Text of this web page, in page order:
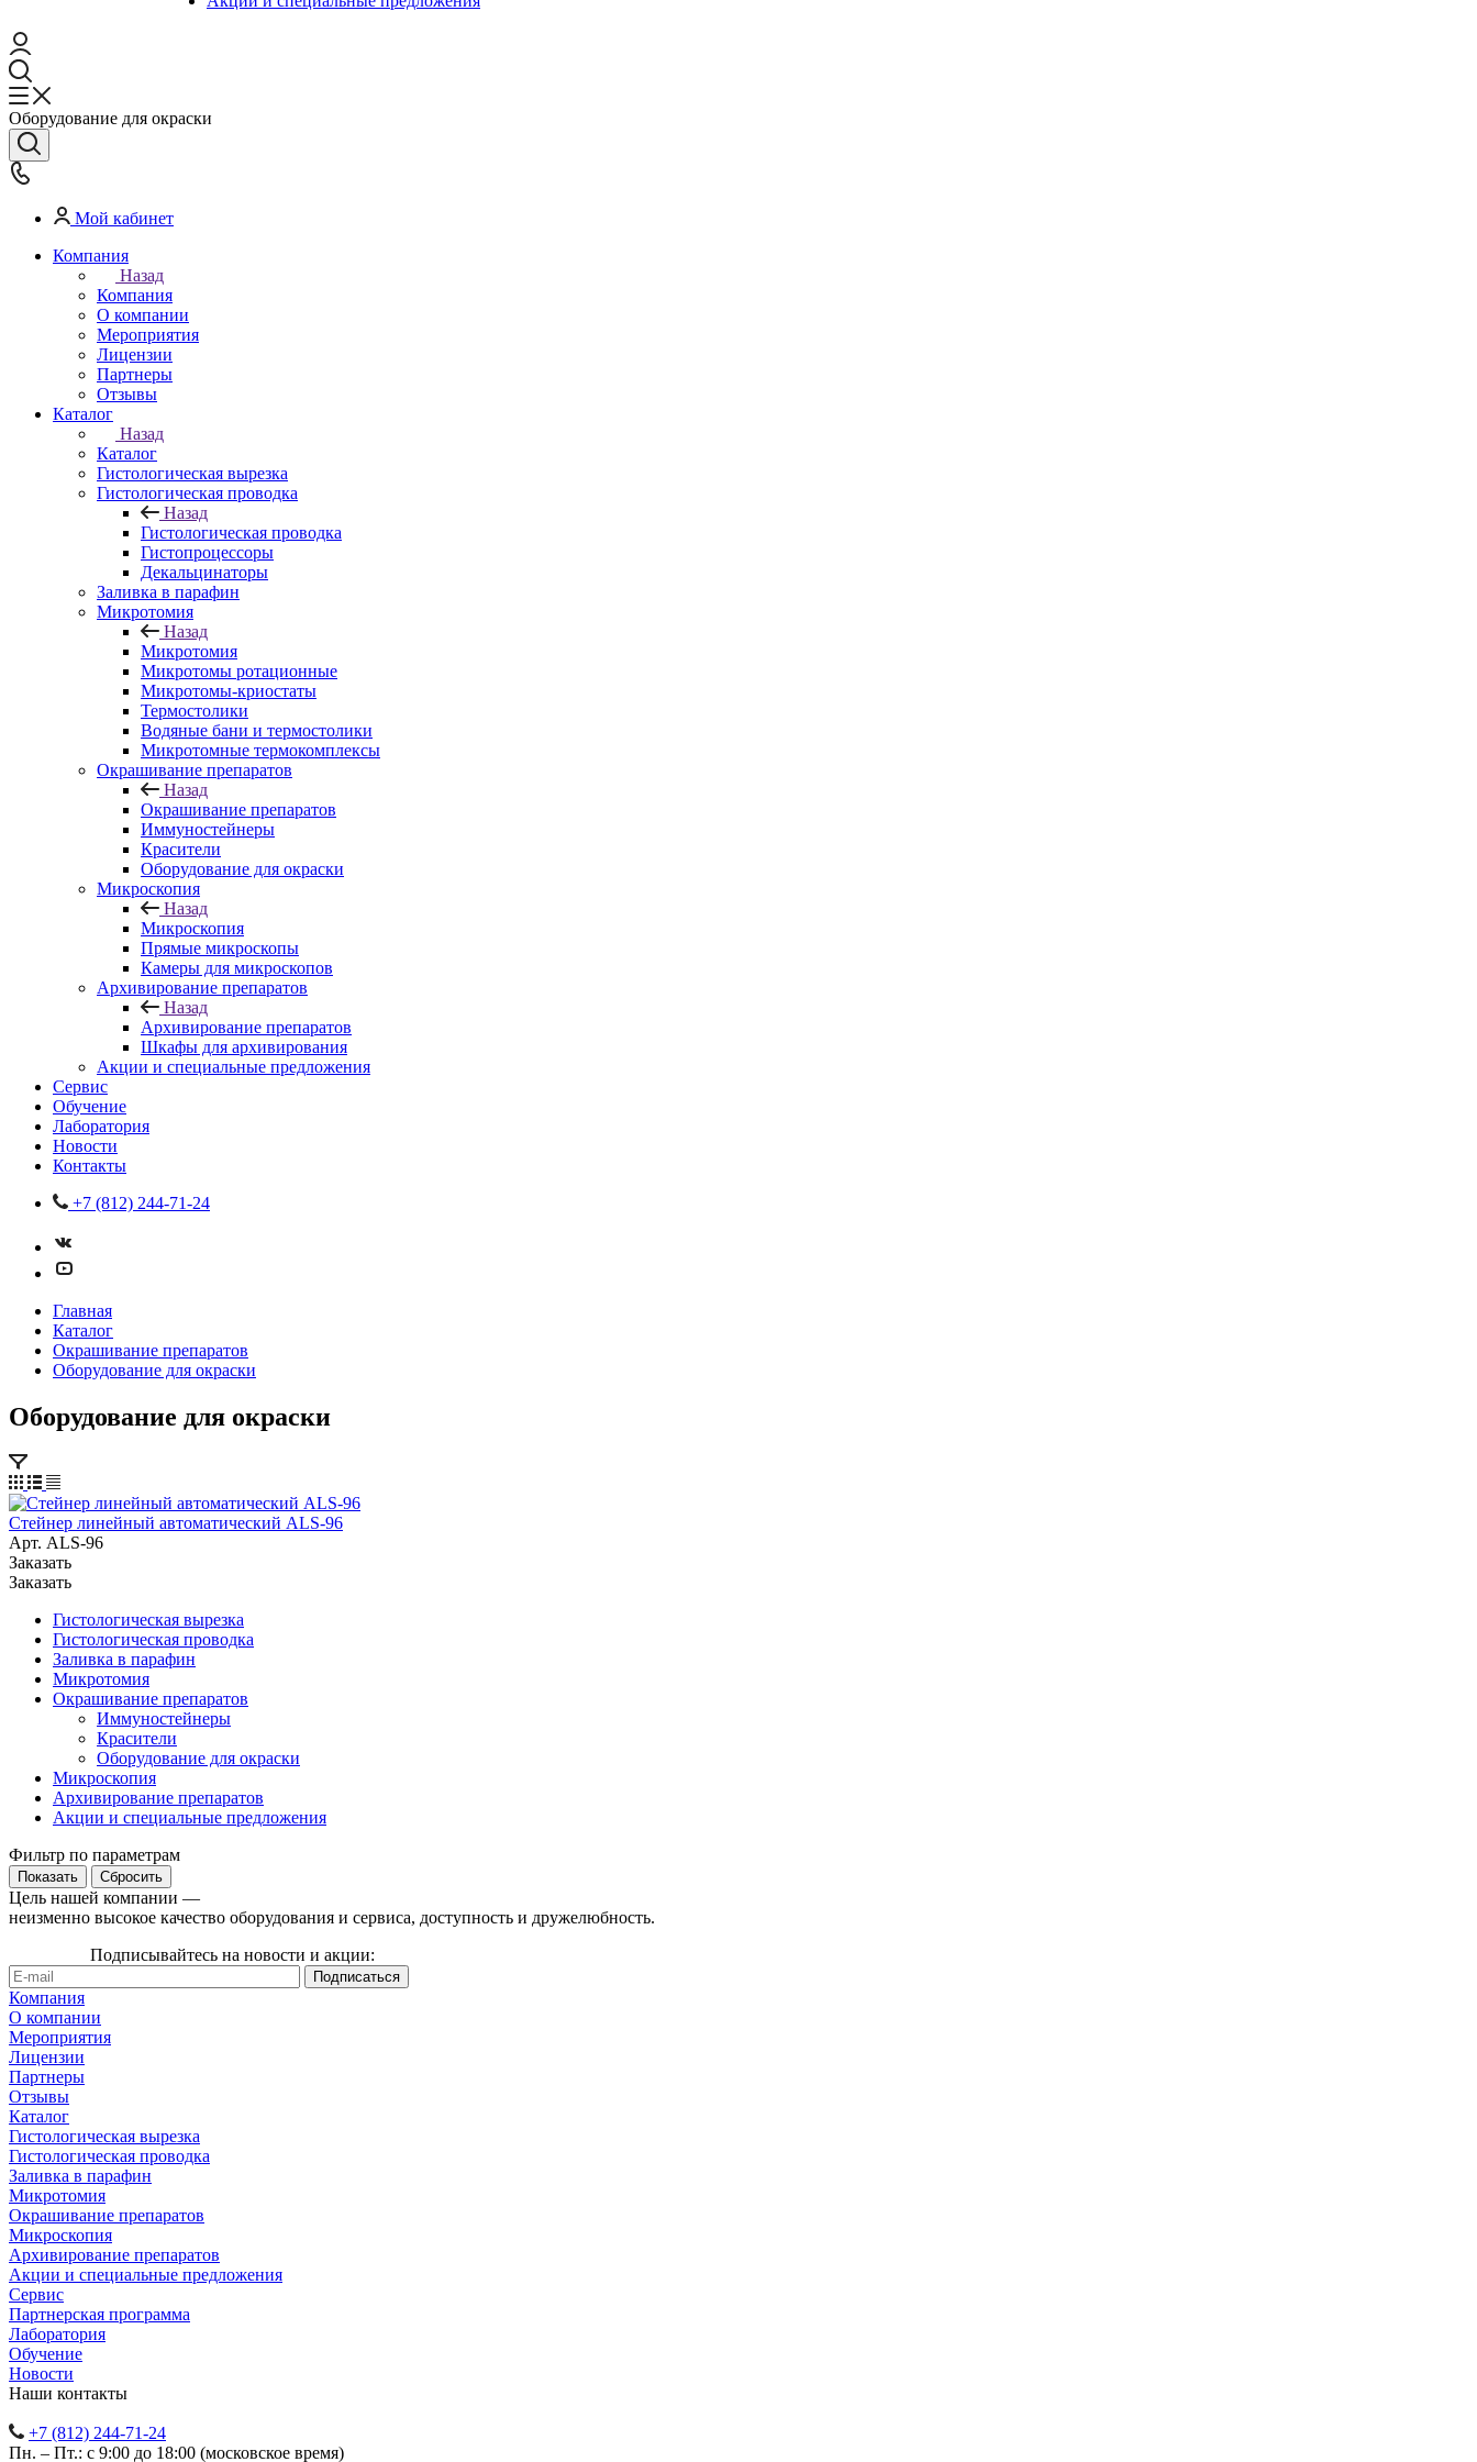
Оборудование для окраски
Мой кабинет
Компания
Назад
Компания
О компании
Мероприятия
Лицензии
Партнеры
Отзывы
Каталог
Назад
Каталог
Гистологическая вырезка
Гистологическая проводка
Назад
Гистологическая проводка
Гистопроцессоры
Декальцинаторы
Заливка в парафин
Микротомия
Назад
Микротомия
Микротомы ротационные
Микротомы-криостаты
Термостолики
Водяные бани и термостолики
Микротомные термокомплексы
Окрашивание препаратов
Назад
Окрашивание препаратов
Иммуностейнеры
Красители
Оборудование для окраски
Микроскопия
Назад
Микроскопия
Прямые микроскопы
Камеры для микроскопов
Архивирование препаратов
Назад
Архивирование препаратов
Шкафы для архивирования
Акции и специальные предложения
Сервис
Обучение
Лаборатория
Новости
Контакты
+7 (812) 244-71-24
Главная
Каталог
Окрашивание препаратов
Оборудование для окраски
Оборудование для окраски
Стейнер линейный автоматический ALS-96
Арт. ALS-96
Заказать
Заказать
Гистологическая вырезка
Гистологическая проводка
Заливка в парафин
Микротомия
Окрашивание препаратов
Иммуностейнеры
Красители
Оборудование для окраски
Микроскопия
Архивирование препаратов
Акции и специальные предложения
Фильтр по параметрам
Сбросить
Цель нашей компании —
неизменно высокое качество оборудования и сервиса, доступность и дружелюбность.
Подписывайтесь на новости и акции:
Компания
О компании
Мероприятия
Лицензии
Партнеры
Отзывы
Каталог
Гистологическая вырезка
Гистологическая проводка
Заливка в парафин
Микротомия
Окрашивание препаратов
Микроскопия
Архивирование препаратов
Акции и специальные предложения
Сервис
Партнерская программа
Лаборатория
Обучение
Новости
Наши контакты
+7 (812) 244-71-24
Пн. – Пт.: с 9:00 до 18:00 (московское время)